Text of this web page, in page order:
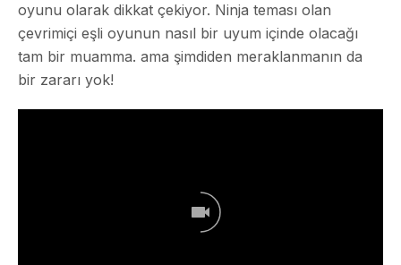
oyunu olarak dikkat çekiyor. Ninja teması olan
çevrimiçi eşli oyunun nasıl bir uyum içinde olacağı
tam bir muamma. ama şimdiden meraklanmanın da
bir zararı yok!